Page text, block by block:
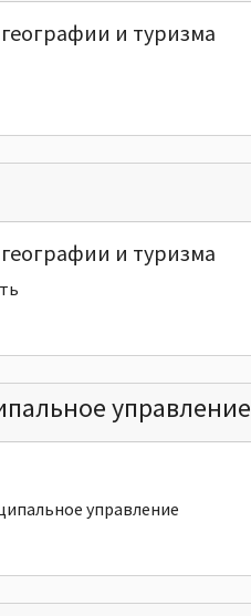
и туризма
и туризма
управление
управление